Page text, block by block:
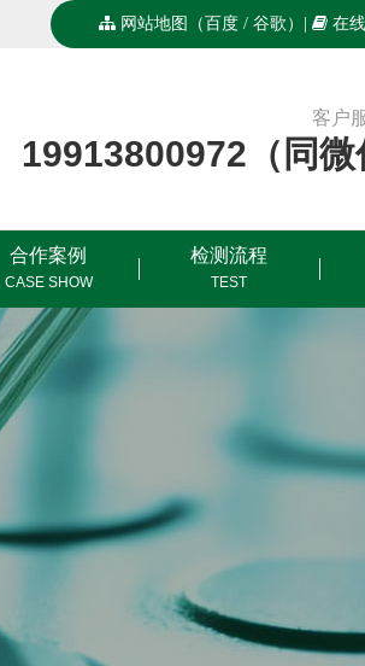
网站地图 （百度 / 谷歌 ）| 在
客户
19913800972（同微
合作案例
CASE SHOW
检测流程
TEST